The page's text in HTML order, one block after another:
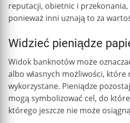
reputacji, obietnic i przekonania,
ponieważ inni uznają to za
Widzieć pieniądze
Widok banknotów może
albo własnych możliwości, które
wykorzystane. Pieniądze
mogą symbolizować cel, do
którego jeszcze nie może